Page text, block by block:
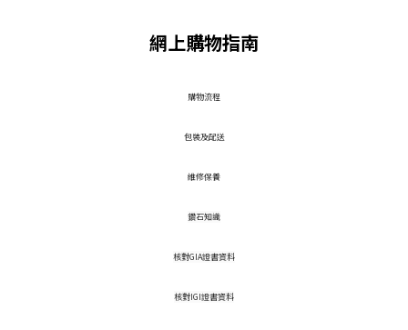
網上購物指南
​購物流程
包裝及配送
維修保養
鑽石知識
核對GIA證書資料
核對IGI證書資料